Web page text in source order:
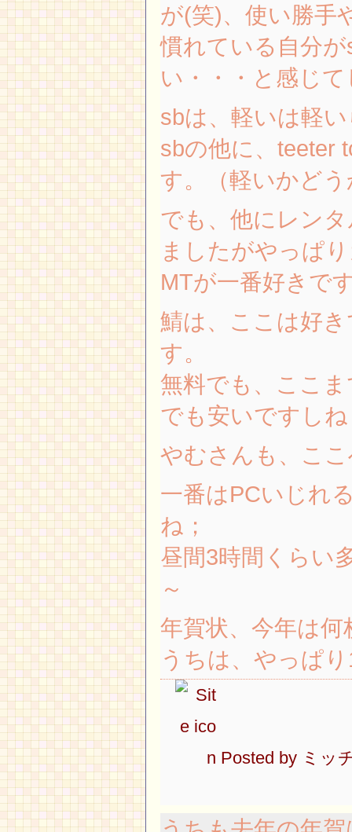
が(笑)、使い勝手
慣れている自分
い・・・と感じ
sbは、軽いは軽
sbの他に、teeter
す。（軽いかど
でも、他にレン
ましたがやっぱ
MTが一番好きで
鯖は、ここは好
す。
無料でも、ここ
でも安いですし
やむさんも、こ
一番はPCいじれ
ね；
昼間3時間くらい
～
年賀状、今年は
うちは、やっぱ
Posted by ミッ